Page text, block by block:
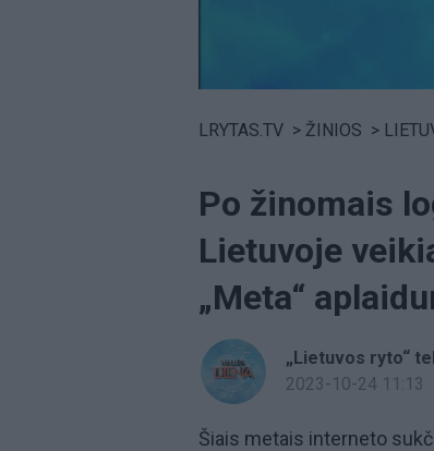
LRYTAS.TV > ŽINIOS >
Po žinomais
Lietuvoje
„Meta“
„Lietuvos ryto“
2023-10-24 11:13
Šiais metais interneto